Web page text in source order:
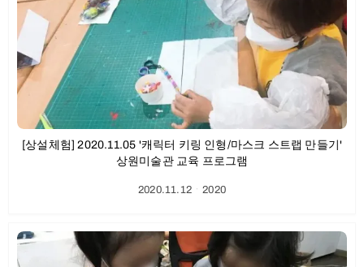
[상설체험] 2020.11.05 '캐릭터 키링 인형/마스크 스트랩 만들기'
상원미술관 교육 프로그램
2020.11.12ㆍ2020